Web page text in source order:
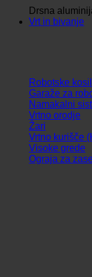
Drsna
Vrt in bivanje
Robotske
Garaže za
Namakalni
Vrtno orodje
Žari
Vrtno kurišče
Visoke grede
Ograja za